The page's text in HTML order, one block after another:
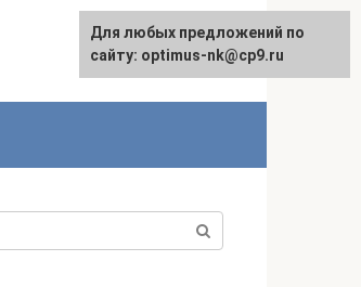
English
Для любых предложений по
сайту: optimus-nk@cp9.ru